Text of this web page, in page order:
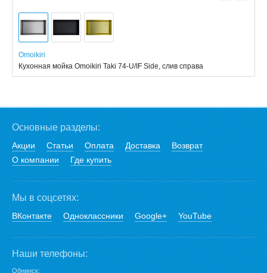
Omoikiri
Кухонная мойка Omoikiri Taki 74-U/IF Side, слив справа
Основные разделы:
Акции Статьи Оплата Доставка
Возврат
О компании
Где купить
Мы в соцсетях:
ВКонтакте Одноклассники Google+ YouTube
Наши телефоны:
Обнинск: